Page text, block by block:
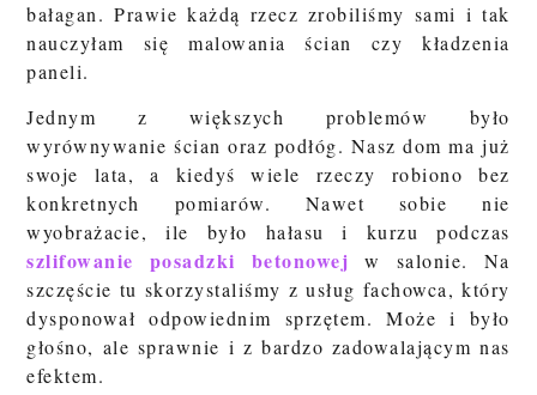
bałagan. Prawie każdą rzecz zrobiliśmy sami i tak
nauczyłam się malowania ścian czy kładzenia
paneli.
Jednym z większych problemów było
wyrównywanie ścian oraz podłóg. Nasz dom ma już
swoje lata, a kiedyś wiele rzeczy robiono bez
konkretnych pomiarów. Nawet sobie nie
wyobrażacie, ile było hałasu i kurzu podczas
szlifowanie posadzki betonowej w salonie. Na
szczęście tu skorzystaliśmy z usług fachowca, który
dysponował odpowiednim sprzętem. Może i było
głośno, ale sprawnie i z bardzo zadowalającym nas
efektem.